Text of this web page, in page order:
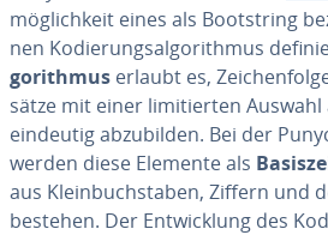
mög­lich­keit eines als Bootstring
nen Ko­die­rungs­al­go­rith­mus
go­rith­mus erlaubt es,
sät­ze mit einer li­mi­tier­ten Auswahl
eindeutig ab­zu­bil­den. Bei der
werden diese Elemente als
aus Klein­buch­sta­ben, Ziffern und
bestehen. Der Ent­wick­lung des